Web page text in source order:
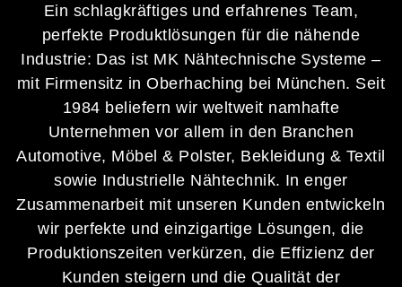
Ein schlagkräftiges und erfahrenes Team,
perfekte Produktlösungen für die nähende
Industrie: Das ist MK Nähtechnische Systeme –
mit Firmensitz in Oberhaching bei München. Seit
1984 beliefern wir weltweit namhafte
Unternehmen vor allem in den Branchen
Automotive, Möbel & Polster, Bekleidung & Textil
sowie Industrielle Nähtechnik. In enger
Zusammenarbeit mit unseren Kunden entwickeln
wir perfekte und einzigartige Lösungen, die
Produktionszeiten verkürzen, die Effizienz der
Kunden steigern und die Qualität der